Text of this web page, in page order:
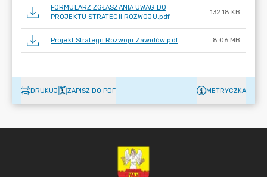
FORMULARZ ZGŁASZANIA UWAG DO
PROJEKTU STRATEGII ROZWOJU.pdf
132.18 KB
Projekt Strategii Rozwoju Zawidów.pdf 8.06 MB
DRUKUJ ZAPISZ DO PDF METRYCZKA